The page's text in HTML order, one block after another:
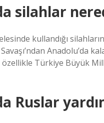
silahlar
kullandığı
Anadolu’da
Türkiye Büyük
Ruslar